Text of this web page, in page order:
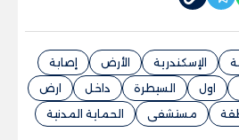
الإسكندرية الأرض
إصابة
اول السيطرة داخل
ارض
مستشفى الحماية المدنية